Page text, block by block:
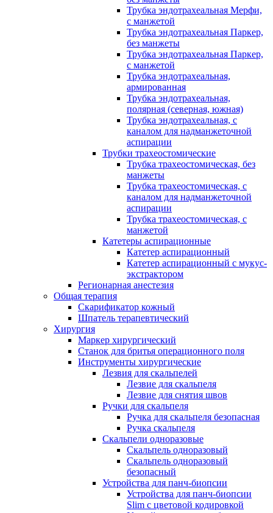
Трубка эндотрахеальная Мерфи,
с манжетой
Трубка эндотрахеальная Паркер,
без манжеты
Трубка эндотрахеальная Паркер,
с манжетой
Трубка эндотрахеальная,
армированная
Трубка эндотрахеальная,
полярная (северная, южная)
Трубка эндотрахеальная, с
каналом для надманжеточной
аспирации
Трубки трахеостомические
Трубка трахеостомическая, без
манжеты
Трубка трахеостомическая, с
каналом для надманжеточной
аспирации
Трубка трахеостомическая, с
манжетой
Катетеры аспирационные
Катетер аспирационный
Катетер аспирационный с мукус-
экстрактором
Регионарная анестезия
Общая терапия
Скарификатор кожный
Шпатель терапевтический
Хирургия
Маркер хирургический
Станок для бритья операционного поля
Инструменты хирургические
Лезвия для скальпелей
Лезвие для скальпеля
Лезвие для снятия швов
Ручки для скальпеля
Ручка для скальпеля безопасная
Ручка скальпеля
Скальпели одноразовые
Скальпель одноразовый
Скальпель одноразовый
безопасный
Устройства для панч-биопсии
Устройства для панч-биопсии
Slim с цветовой кодировкой